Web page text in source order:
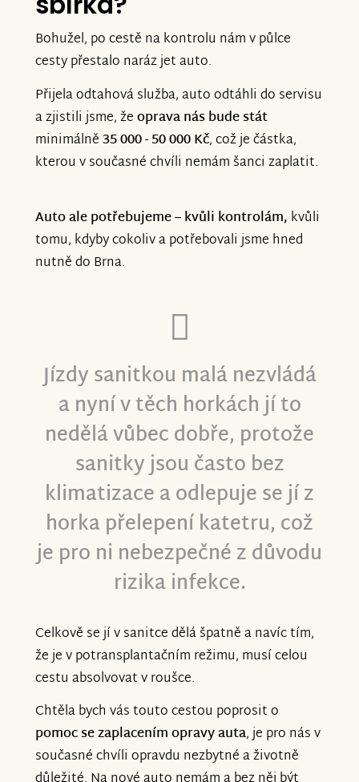
Bohužel, po cestě na kontrolu nám v půlce
cesty přestalo naráz jet auto.
Přijela odtahová služba, auto odtáhli do servisu
a zjistili jsme, žeoprava nás bude stát
minimálně35 000 - 50 000 Kč, což je částka,
kterou v současné chvíli nemám šanci zaplatit.
Auto ale potřebujeme–kvůli kontrolám, kvůli
tomu, kdyby cokoliv a potřebovali jsme hned
nutně do Brna.
Jízdy sanitkou malá nezvládá
a nyní v těch horkách jí to
nedělá vůbec dobře, protože
sanitky jsou často bez
klimatizace a odlepuje se jí z
horka přelepení katetru, což
je pro ni nebezpečné z důvodu
rizika infekce.
Celkově se jí v sanitce dělá špatně a navíc tím,
že je v potransplantačním režimu, musí celou
cestu absolvovat v roušce.
Chtěla bych vás touto cestou poprosit o
pomoc se zaplacením opravy auta, je pro nás v
současné chvíli opravdu nezbytné a životně